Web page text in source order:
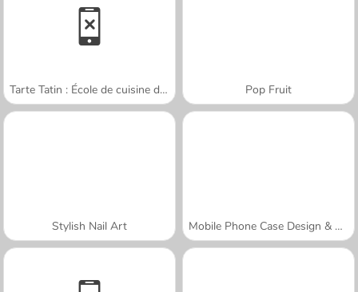
Tarte Tatin : École de cuisine de Sara Pop Fruit
Stylish Nail Art Mobile Phone Case Design & DIY